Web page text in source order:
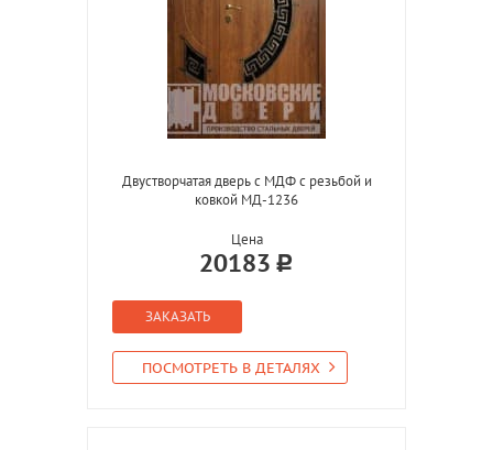
Двустворчатая дверь с МДФ с резьбой и
ковкой МД-1236
Цена
20183
ЗАКАЗАТЬ
ПОСМОТРЕТЬ В ДЕТАЛЯХ